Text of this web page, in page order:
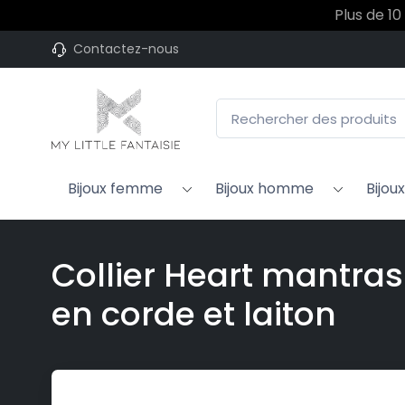
Plus de
Contactez-nous
Bijoux femme Bijoux homme
Collier Heart
en corde et laiton